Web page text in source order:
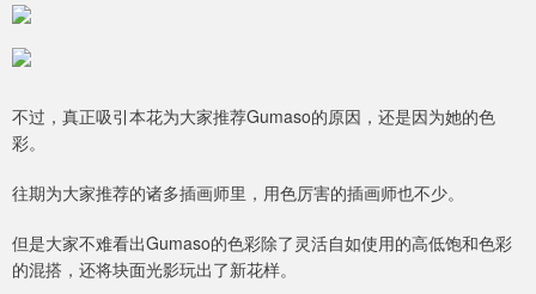
不过，真正吸引本花为大家推荐Gumaso的原因，还是因为她的色
彩。
往期为大家推荐的诸多插画师里，用色厉害的插画师也不少。
但是大家不难看出Gumaso的色彩除了灵活自如使用的高低饱和色彩
的混搭，还将块面光影玩出了新花样。